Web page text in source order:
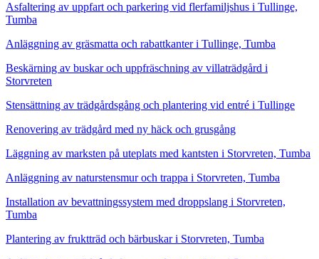
Asfaltering av uppfart och parkering vid flerfamiljshus i Tullinge,
Tumba
Anläggning av gräsmatta och rabattkanter i Tullinge, Tumba
Beskärning av buskar och uppfräschning av villaträdgård i
Storvreten
Stensättning av trädgårdsgång och plantering vid entré i Tullinge
Renovering av trädgård med ny häck och grusgång
Läggning av marksten på uteplats med kantsten i Storvreten, Tumba
Anläggning av naturstensmur och trappa i Storvreten, Tumba
Installation av bevattningssystem med droppslang i Storvreten,
Tumba
Plantering av fruktträd och bärbuskar i Storvreten, Tumba